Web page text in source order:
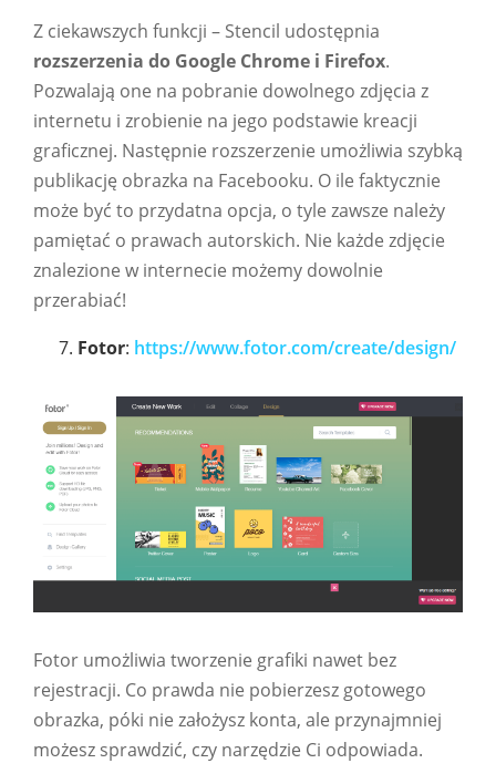
Z ciekawszych funkcji – Stencil udostępnia
rozszerzenia do Google Chrome i Firefox.
Pozwalają one na pobranie dowolnego zdjęcia z
internetu i zrobienie na jego podstawie kreacji
graficznej. Następnie rozszerzenie umożliwia szybką
publikację obrazka na Facebooku. O ile faktycznie
może być to przydatna opcja, o tyle zawsze należy
pamiętać o prawach autorskich. Nie każde zdjęcie
znalezione w internecie możemy dowolnie
przerabiać!
Fotor: https://www.fotor.com/create/design/
Fotor umożliwia tworzenie grafiki nawet bez
rejestracji. Co prawda nie pobierzesz gotowego
obrazka, póki nie założysz konta, ale przynajmniej
możesz sprawdzić, czy narzędzie Ci odpowiada.